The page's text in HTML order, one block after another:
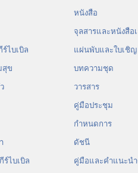
ไบเบิล
สุข
ไบเบิล
หนังสือ
จุลสาร​และ​หนังสือ​
แผ่น​พับ​และ​ใบ​เชิญ
บทความ​ชุด
วารสาร
คู่มือ​ประชุม
กำหนด​การ
ดัชนี
คู่มือ​และ​คำ​แนะ​นำ​